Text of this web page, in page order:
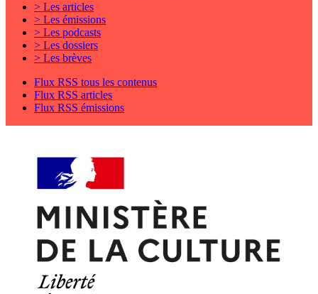
> Les articles
> Les émissions
> Les podcasts
> Les dossiers
> Les brèves
Flux RSS tous les contenus
Flux RSS articles
Flux RSS émissions